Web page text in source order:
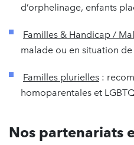
d’orphelinage, enfants
Familles & Handicap /
malade ou en situation
Familles plurielles :
homoparentales et
Nos partenariats